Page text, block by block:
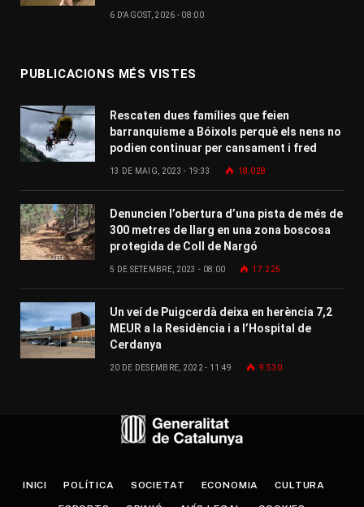
6 D'AGOST, 2026 - 08:00
PUBLICACIONS MÉS VISTES
Rescaten dues famílies que feien
barranquisme a Bóixols perquè els nens no
podien continuar per cansament i fred
13 DE MAIG, 2023 - 19:33 18.028
Denuncien l’obertura d’una pista de més de
300 metres de llarg en una zona boscosa
protegida de Coll de Nargó
5 DE SETEMBRE, 2023 - 08:00 17.225
Un veí de Puigcerdà deixa en herència 7,2
MEUR a la Residència i a l’Hospital de
Cerdanya
20 DE DESEMBRE, 2022 - 11:49 9.530
INICI POLÍTICA SOCIETAT ECONOMIA CULTURA